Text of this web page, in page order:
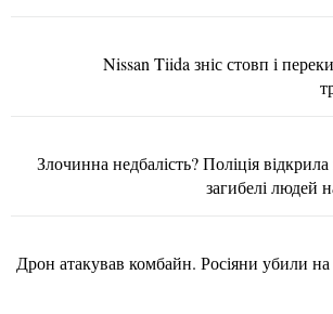
Nissan Tiida зніс стовп і
Злочинна недбалість? Поліція
загибелі
Дрон атакував комбайн. Росіяни убили